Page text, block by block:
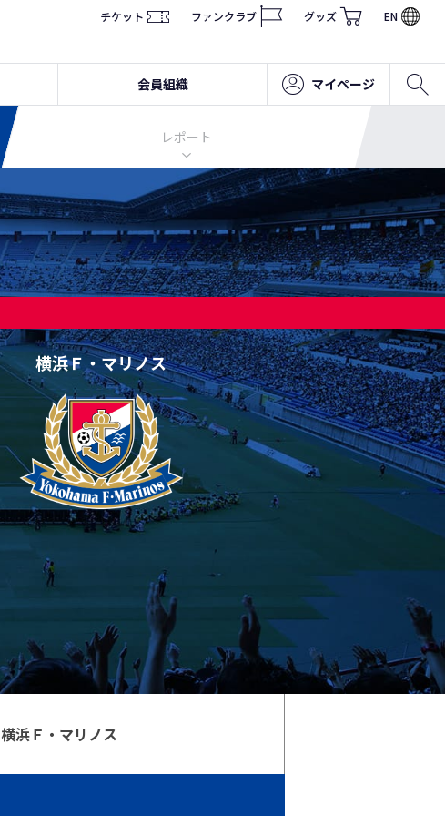
チケット ファンクラブ グッズ EN
会員組織 マイページ
レポート
横浜Ｆ・マリノス
横浜Ｆ・マリノス